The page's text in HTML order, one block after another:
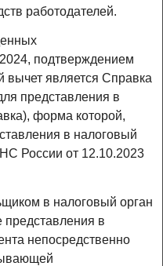
работодателей.
подтверждением
вычет является Справка
представления в
форма которой,
в налоговый
России от 12.10.2023
в налоговый орган
представления в
непосредственно